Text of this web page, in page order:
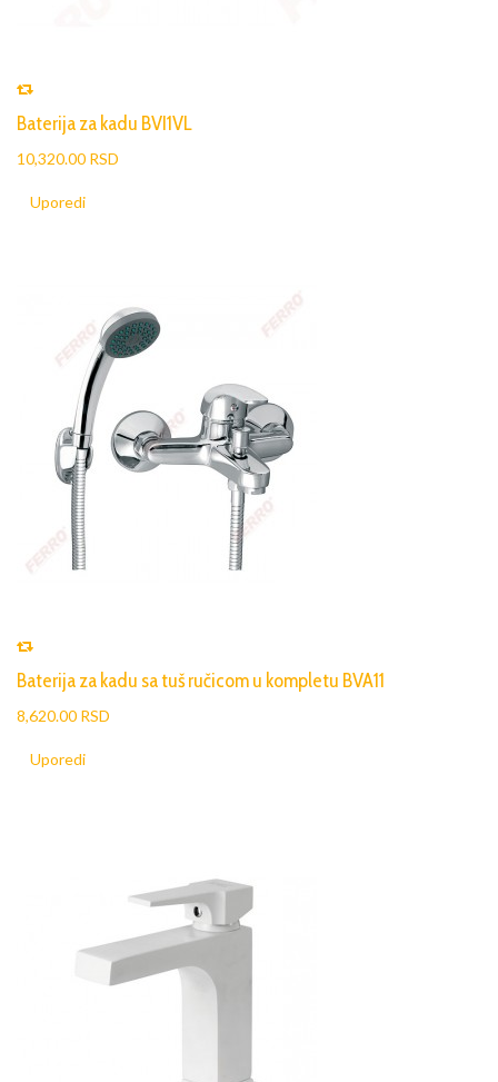
Baterija za kadu BVI1VL
10,320.00 RSD
Uporedi
Baterija za kadu sa tuš ručicom u kompletu BVA11
8,620.00 RSD
Uporedi